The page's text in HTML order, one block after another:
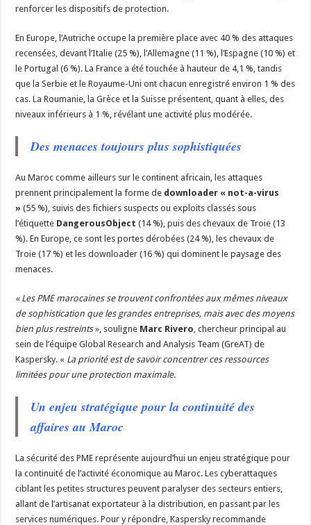
renforcer les dispositifs de protection.
En Europe, l’Autriche occupe la première place avec 40 % des attaques
recensées, devant l’Italie (25 %), l’Allemagne (11 %), l’Espagne (10 %) et
le Portugal (6 %). La France a été touchée à hauteur de 4,1 %, tandis
que la Serbie et le Royaume-Uni ont chacun enregistré environ 1 % des
cas. La Roumanie, la Grèce et la Suisse présentent, quant à elles, des
niveaux inférieurs à 1 %, révélant une activité plus modérée.
Des menaces toujours plus sophistiquées
Au Maroc comme ailleurs sur le continent africain, les attaques
prennent principalement la forme de downloader « not-a-virus
» (55 %), suivis des fichiers suspects ou exploits classés sous
l’étiquette DangerousObject (14 %), puis des chevaux de Troie (13
%). En Europe, ce sont les portes dérobées (24 %), les chevaux de
Troie (17 %) et les downloader (16 %) qui dominent le paysage des
menaces.
« Les PME marocaines se trouvent confrontées aux mêmes niveaux
de sophistication que les grandes entreprises, mais avec des moyens
bien plus restreints», souligne Marc Rivero, chercheur principal au
sein de l’équipe Global Research and Analysis Team (GreAT) de
Kaspersky. « La priorité est de savoir concentrer ces ressources
limitées pour une protection maximale.
Un enjeu stratégique pour la continuité des
affaires au Maroc
La sécurité des PME représente aujourd’hui un enjeu stratégique pour
la continuité de l’activité économique au Maroc. Les cyberattaques
ciblant les petites structures peuvent paralyser des secteurs entiers,
allant de l’artisanat exportateur à la distribution, en passant par les
services numériques. Pour y répondre, Kaspersky recommande